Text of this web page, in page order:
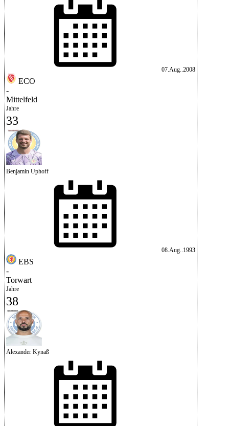
07.Aug..2008
ECO
-
Mittelfeld
Jahre
33
Benjamin Uphoff
08.Aug..1993
EBS
-
Torwart
Jahre
38
Alexander Kynaß